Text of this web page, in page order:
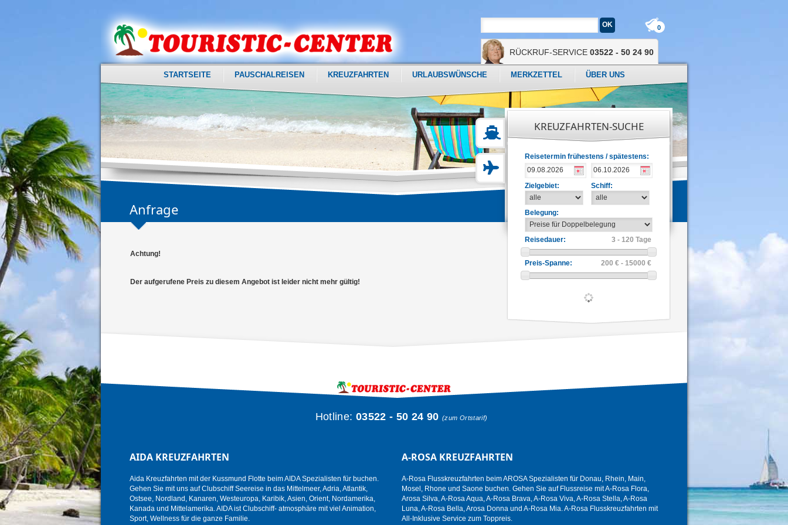
0
RÜCKRUF-SERVICE 03522 - 50 24 90
STARTSEITE PAUSCHALREISEN KREUZFAHRTEN URLAUBSWÜNSCHE MERKZETTEL ÜBER UNS
KREUZFAHRTEN-SUCHE
Reisetermin frühestens / spätestens:
Zielgebiet: Schiff:
Belegung:
Reisedauer: 3 - 120 Tage
Preis-Spanne: 200 € - 15000 €
Anfrage
Achtung!
Der aufgerufene Preis zu diesem Angebot ist leider nicht mehr gültig!
Hotline: 03522 - 50 24 90 (zum Ortstarif)
AIDA KREUZFAHRTEN
Aida Kreuzfahrten mit der Kussmund Flotte beim AIDA Spezialisten für buchen.
Gehen Sie mit uns auf Clubschiff Seereise in das Mittelmeer, Adria, Atlantik,
Ostsee, Nordland, Kanaren, Westeuropa, Karibik, Asien, Orient, Nordamerika,
Kanada und Mittelamerika. AIDA ist Clubschiff- atmosphäre mit viel Animation,
Sport, Wellness für die ganze Familie.
A-ROSA KREUZFAHRTEN
A-Rosa Flusskreuzfahrten beim AROSA Spezialisten für Donau, Rhein, Main,
Mosel, Rhone und Saone buchen. Gehen Sie auf Flussreise mit A-Rosa Flora,
Arosa Silva, A-Rosa Aqua, A-Rosa Brava, A-Rosa Viva, A-Rosa Stella, A-Rosa
Luna, A-Rosa Bella, Arosa Donna und A-Rosa Mia. A-Rosa Flusskreuzfahrten mit
All-Inklusive Service zum Toppreis.